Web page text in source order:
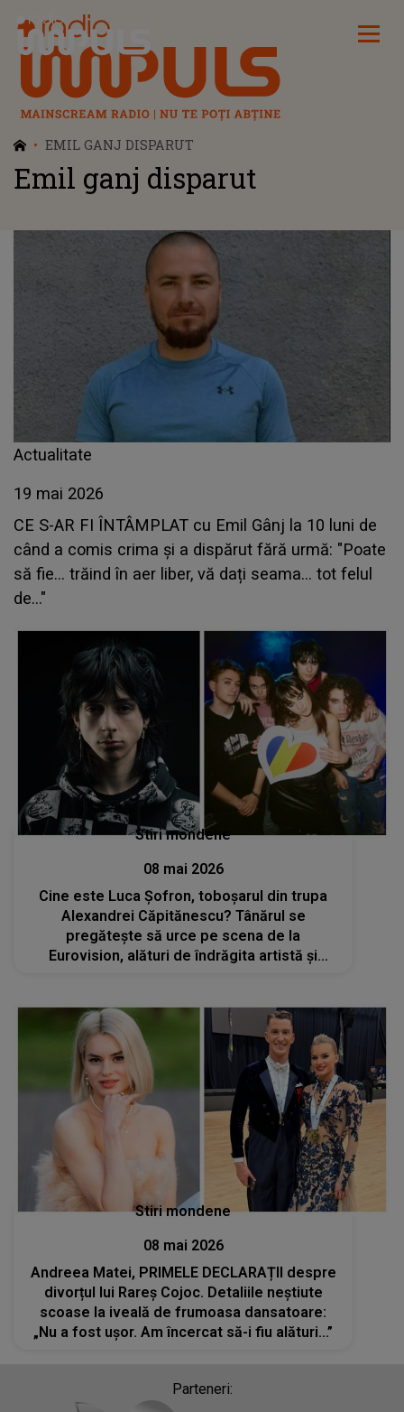
Radio Impuls
EMIL GANJ DISPARUT
Emil ganj disparut
Actualitate
19 mai 2026
CE S-AR FI ÎNTÂMPLAT cu Emil Gânj la 10 luni de
când a comis crima și a dispărut fără urmă: "Poate
să fie… trăind în aer liber, vă dați seama… tot felul
de..."
Stiri mondene
08 mai 2026
Cine este Luca Șofron, toboșarul din trupa
Alexandrei Căpitănescu? Tânărul se
pregătește să urce pe scena de la
Eurovision, alături de îndrăgita artistă și
Stiri mondene
08 mai 2026
Andreea Matei, PRIMELE DECLARAȚII despre
divorțul lui Rareș Cojoc. Detaliile neștiute
scoase la iveală de frumoasa dansatoare:
„Nu a fost ușor. Am încercat să-i fiu alături...”
Parteneri: